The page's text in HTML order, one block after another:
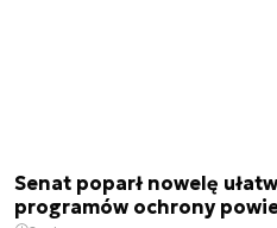
Senat poparł nowelę
programów ochrony